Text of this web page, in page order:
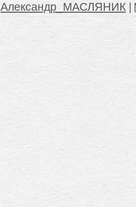
Александр_МАСЛЯНИК